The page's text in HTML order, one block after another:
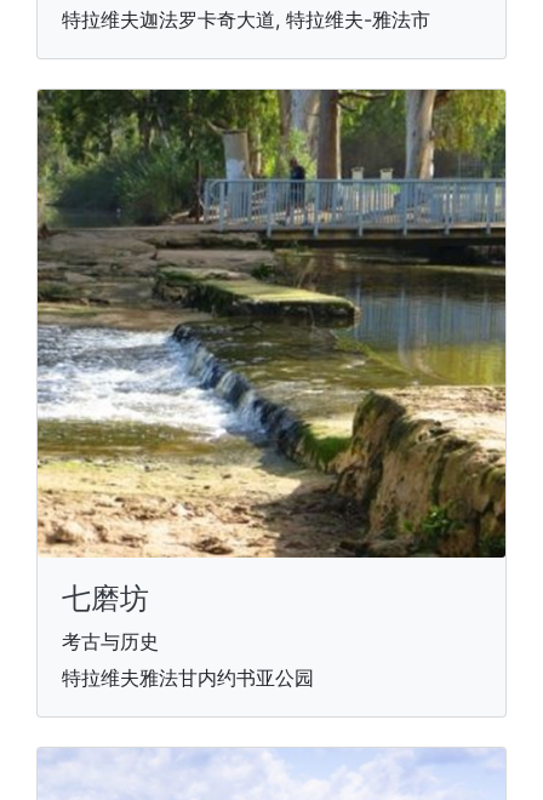
特拉维夫迦法罗卡奇大道, 特拉维夫-雅法市
七磨坊
考古与历史
特拉维夫雅法甘内约书亚公园